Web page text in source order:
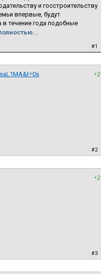
и госстроительству
впервые, будут
в течение года подобные
#1
+2
#2
+2
#3